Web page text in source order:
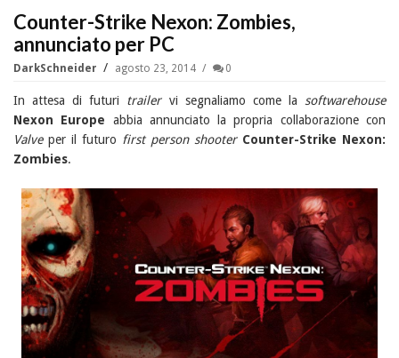
Counter-Strike Nexon: Zombies,
annunciato per PC
DarkSchneider agosto 23, 2014 0
In attesa di futuri trailervi segnaliamo come lasoftwarehouse
Nexon Europe abbia annunciato la propria collaborazione con
Valveper il futuro first person shooter Counter-Strike Nexon:
Zombies.